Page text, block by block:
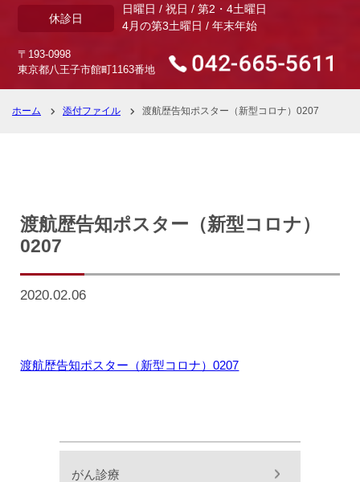
休診日
日曜日 / 祝日 / 第2・4土曜日
4月の第3土曜日 / 年末年始
〒193-0998
東京都八王子市館町1163番地
ホーム 添付ファイル 渡航歴告知ポスター（新型コロナ）0207
渡航歴告知ポスター（新型コロナ）
0207
2020.02.06
渡航歴告知ポスター（新型コロナ）0207
がん診療